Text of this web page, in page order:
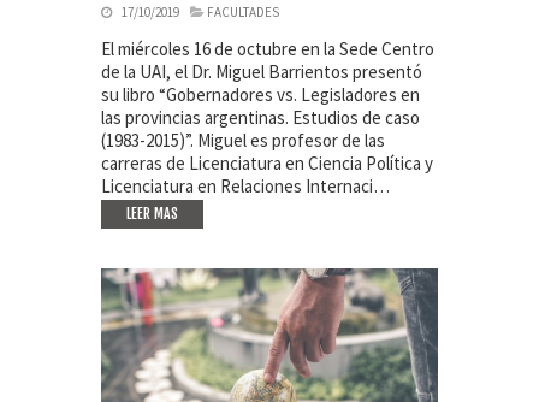
17/10/2019 FACULTADES
El miércoles 16 de octubre en la Sede Centro
de la UAI, el Dr. Miguel Barrientos presentó
su libro “Gobernadores vs. Legisladores en
las provincias argentinas. Estudios de caso
(1983-2015)”. Miguel es profesor de las
carreras de Licenciatura en Ciencia Política y
Licenciatura en Relaciones Internaci…
LEER MAS